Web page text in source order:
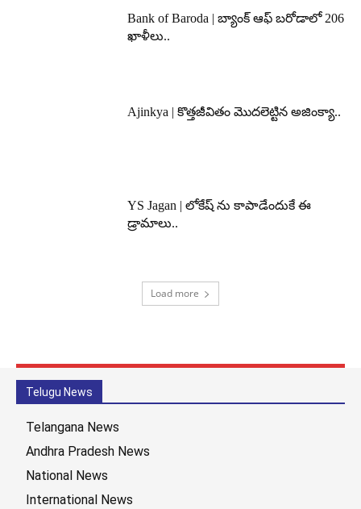
Bank of Baroda | బ్యాంక్‌ ఆఫ్‌ బరోడాలో 206
ఖాళీలు..
Ajinkya | కొత్తజీవితం మొదలెట్టిన అజింక్యా..
YS Jagan | లోకేష్ ను కాపాడేందుకే ఈ
డ్రామాలు..
Load more
Telugu News
Telangana News
Andhra Pradesh News
National News
International News